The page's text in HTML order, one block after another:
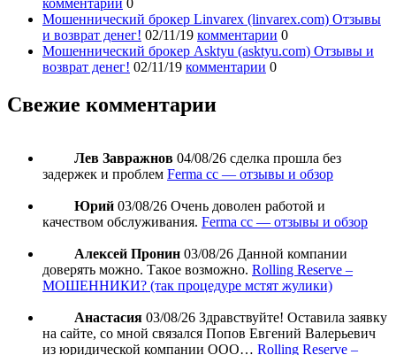
комментарии 0
Мошеннический брокер Linvarex (linvarex.com) Отзывы
и возврат денег! 02/11/19 комментарии 0
Мошеннический брокер Asktyu (asktyu.com) Отзывы и
возврат денег! 02/11/19 комментарии 0
Свежие комментарии
Лев Завражнов 04/08/26 сделка прошла без
задержек и проблем Ferma cc — отзывы и обзор
Юрий 03/08/26 Очень доволен работой и
качеством обслуживания. Ferma cc — отзывы и обзор
Алексей Пронин 03/08/26 Данной компании
доверять можно. Такое возможно. Rolling Reserve –
МОШЕННИКИ? (так процедуре мстят жулики)
Анастасия 03/08/26 Здравствуйте! Оставила заявку
на сайте, со мной связался Попов Евгений Валерьевич
из юридической компании ООО… Rolling Reserve –